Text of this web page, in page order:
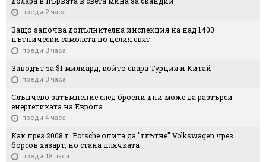
преди 2 часа
Защо започва допълнителна инспекция на над 1400
пътнически самолета по целия свят
преди 3 часа
Заводът за $1 милиард, който скара Турция и Китай
преди 3 часа
Слънчево затъмнение след броени дни може да разтърси
енергетиката на Европа
преди 4 часа
Как през 2008 г. Porsche опита да "глътне" Volkswagen чрез
борсов хазарт, но стана плячката
преди 18 часа